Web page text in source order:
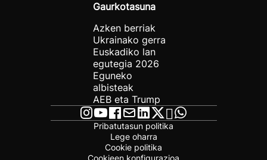
Gaurkotasuna
Azken berriak
Ukrainako gerra
Euskadiko lan
egutegia 2026
Eguneko
albisteak
AEB eta Trump
Pribatutasun politika
Lege oharra
Cookie politika
Cookieen konfigurazioa